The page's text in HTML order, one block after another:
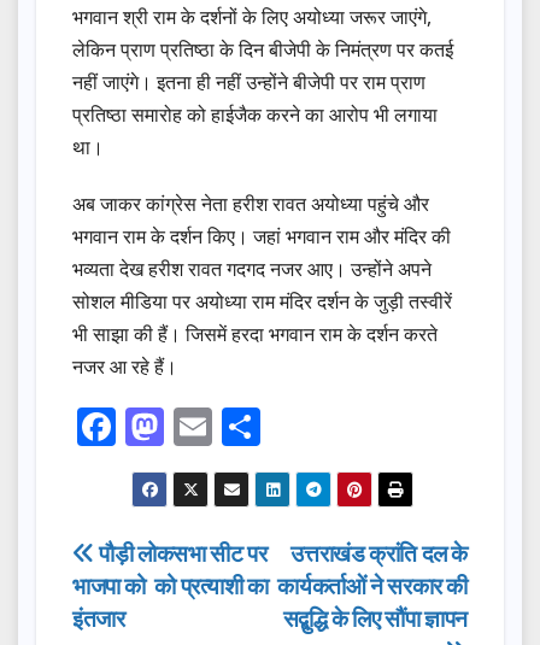
भगवान श्री राम के दर्शनों के लिए अयोध्या जरूर जाएंगे,
लेकिन प्राण प्रतिष्ठा के दिन बीजेपी के निमंत्रण पर कतई
नहीं जाएंगे। इतना ही नहीं उन्होंने बीजेपी पर राम प्राण
प्रतिष्ठा समारोह को हाईजैक करने का आरोप भी लगाया
था।
अब जाकर कांग्रेस नेता हरीश रावत अयोध्या पहुंचे और
भगवान राम के दर्शन किए। जहां भगवान राम और मंदिर की
भव्यता देख हरीश रावत गदगद नजर आए। उन्होंने अपने
सोशल मीडिया पर अयोध्या राम मंदिर दर्शन के जुड़ी तस्वीरें
भी साझा की हैं। जिसमें हरदा भगवान राम के दर्शन करते
नजर आ रहे हैं।
F
a
c
e
b
o
M
a
st
o
d
E
m
ail
h
ar
e
Post
navigation
उत्तराखंड क्रांति दल के
कार्यकर्ताओं ने सरकार की
सद्बुद्धि के लिए सौंपा ज्ञापन
पौड़ी लोकसभा सीट पर
भाजपा को को प्रत्याशी का
इंतजार